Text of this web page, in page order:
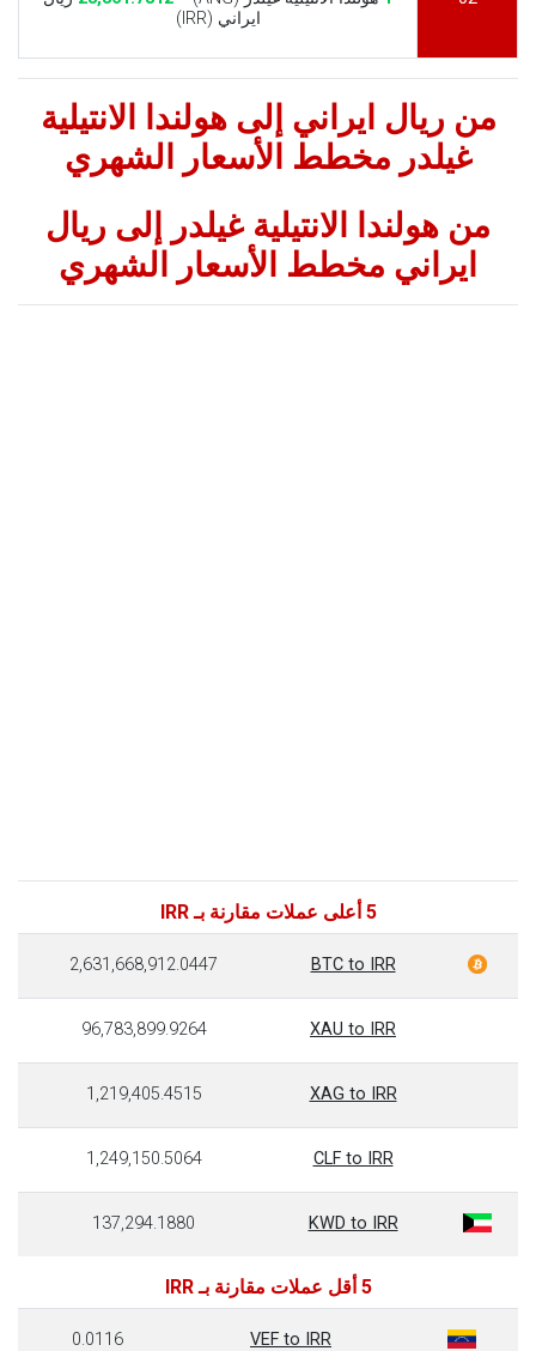
ايراني (IRR)
من ريال ايراني إلى هولندا الانتيلية
غيلدر مخطط الأسعار الشهري
من هولندا الانتيلية غيلدر إلى ريال
ايراني مخطط الأسعار الشهري
5 أعلى عملات مقارنة بـ IRR
BTC to IRR
2,631,668,912.0447
XAU to IRR
96,783,899.9264
XAG to IRR
1,219,405.4515
CLF to IRR
1,249,150.5064
KWD to IRR
137,294.1880
5 أقل عملات مقارنة بـ IRR
VEF to IRR
0.0116